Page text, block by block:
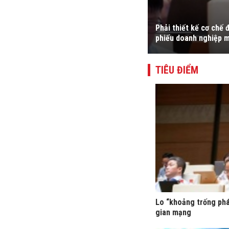
Phải thiết kế cơ chế
phiếu doanh nghiệp
TIÊU ĐIỂM
Lo “khoảng trống
gian mạng